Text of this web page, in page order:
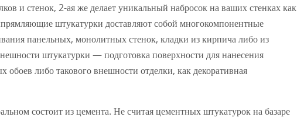
и стенок, 2-ая же делает уникальный набросок на ваших стенках как
штукатурки доставляют собой многокомпонентные
панельных, монолитных стенок, кладки из кирпича либо из
штукатурки — подготовка поверхности для нанесения
либо такового внешности отделки, как декоративная
состоит из цемента. Не считая цементных штукатурок на базаре